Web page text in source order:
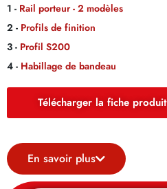
1 - Rail porteur - 2 modèles
2 - Profils de finition
3 - Profil S200
4 - Habillage de bandeau
Télécharger la fiche produit
En savoir plus